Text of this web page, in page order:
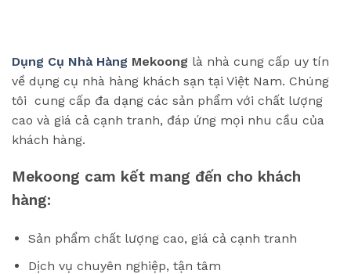
Dụng Cụ Nhà Hàng Mekoong là nhà cung cấp uy tín
về dụng cụ nhà hàng khách sạn tại Việt Nam. Chúng
tôi cung cấp đa dạng các sản phẩm với chất lượng
cao và giá cả cạnh tranh, đáp ứng mọi nhu cầu của
khách hàng.
Mekoong cam kết mang đến cho khách
hàng:
Sản phẩm chất lượng cao, giá cả cạnh tranh
Dịch vụ chuyên nghiệp, tận tâm